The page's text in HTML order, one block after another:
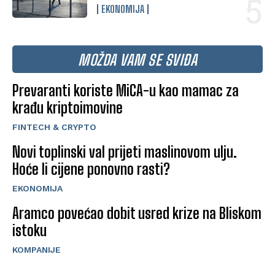
EKONOMIJA
MOŽDA VAM SE SVIĐA
Prevaranti koriste MiCA-u kao mamac za
krađu kriptoimovine
FINTECH & CRYPTO
Novi toplinski val prijeti maslinovom ulju.
Hoće li cijene ponovno rasti?
EKONOMIJA
Aramco povećao dobit usred krize na Bliskom
istoku
KOMPANIJE